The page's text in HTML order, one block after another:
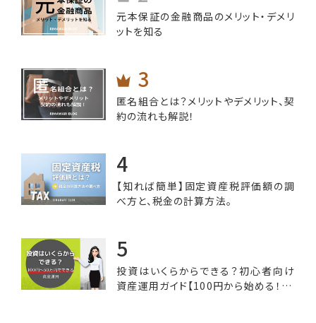
元本保証の金融商品のメリット・デメリ
ットを知る
匿名組合とは？メリットやデメリット、契
約の流れも解説！
【知れば簡単】固定資産税評価額の調
べ方と、税金の計算方法。
投資はいくらからできる？初心者向け
資産運用ガイド【100円から始める！50